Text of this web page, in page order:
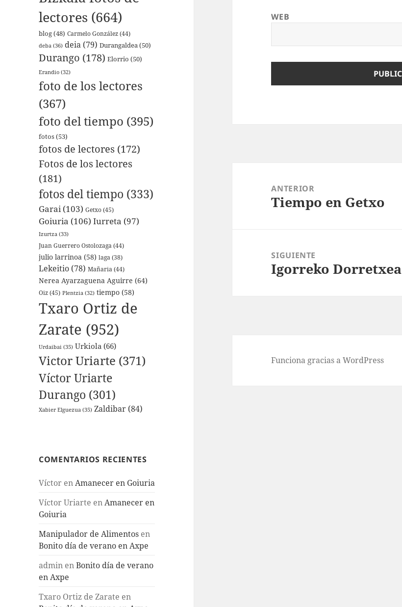
lectores (664)
blog(48) Carmelo González(44)
deba (36) deia (79) Durangaldea(50)
Durango (178) Elorrio (50)
Erandio (32)
foto de los lectores
(367)
foto del tiempo (395)
fotos(53)
fotos de lectores (172)
Fotos de los lectores
(181)
fotos del tiempo (333)
Garai(103) Getxo(45)
Goiuria (106) Iurreta (97)
Izurtza (33)
Juan Guerrero Ostolozaga(44)
julio larrinoa (58) laga (38)
Lekeitio (78) Mañaria(44)
Nerea Ayarzaguena Aguirre (64)
Oiz(45) Plentzia (32) tiempo (58)
Txaro Ortiz de
Zarate (952)
Urdaibai (35) Urkiola (66)
Victor Uriarte (371)
Víctor Uriarte
Durango (301)
Xabier Elguezua (35) Zaldibar (84)
COMENTARIOS RECIENTES
Víctor enAmanecer en Goiuria
Víctor Uriarte enAmanecer en
Goiuria
Manipulador de Alimentos en
Bonito día de verano en Axpe
admin enBonito día de verano
en Axpe
Txaro Ortiz de Zarate en
WEB
entradas
ANTERIOR
Entrada
Tiempo en Getxo
SIGUIENTE
Entrada
Igorreko Dorretxea
Funciona gracias a WordPress